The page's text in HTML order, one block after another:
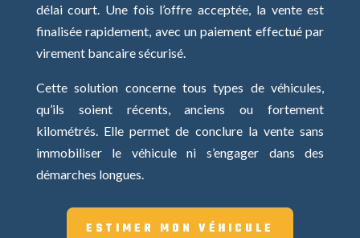
délai court. Une fois l’offre acceptée, la vente est
finalisée rapidement, avec un paiement effectué par
virement bancaire sécurisé.
Cette solution concerne tous types de véhicules,
qu’ils soient récents, anciens ou fortement
kilométrés. Elle permet de conclure la vente sans
immobiliser le véhicule ni s’engager dans des
démarches longues.
ESTIMER MON VÉHICULE